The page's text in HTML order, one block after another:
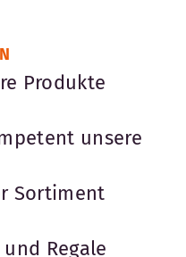
Produkte
unsere
Sortiment
Regale